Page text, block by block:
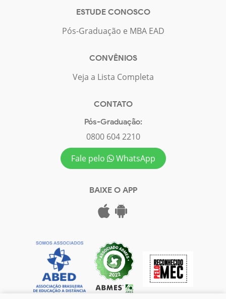
ESTUDE CONOSCO
Pós-Graduação e MBA EAD
CONVÊNIOS
Veja a Lista Completa
CONTATO
Pós-Graduação:
0800 604 2210
Fale pelo
WhatsApp
BAIXE O APP